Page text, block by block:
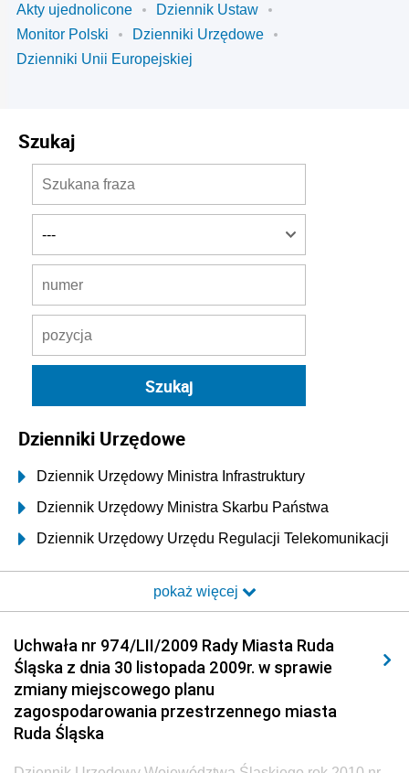
Akty ujednolicone
Dziennik Ustaw
Monitor Polski
Dzienniki Urzędowe
Dzienniki Unii Europejskiej
Szukaj
Dzienniki Urzędowe
Dziennik Urzędowy Ministra Infrastruktury
Dziennik Urzędowy Ministra Skarbu Państwa
Dziennik Urzędowy Urzędu Regulacji Telekomunikacji
Dziennik Urzędowy Ministra Transportu i Budownictwa
Elektronicznej
Dziennik Urzędowy Ministra Spraw Wewnętrznych i
Administracji
Dziennik Urzędowy Ministra Transportu
Dziennik Urzędowy Ministra Budownictwa
pokaż więcej
Uchwała nr 974/LII/2009 Rady Miasta Ruda
Śląska z dnia 30 listopada 2009r. w sprawie
zmiany miejscowego planu
zagospodarowania przestrzennego miasta
Ruda Śląska